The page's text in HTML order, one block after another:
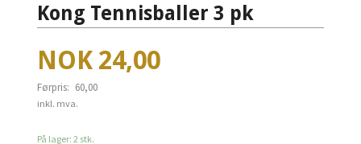
Kong Tennisballer 3 pk
Tilbud
NOK 24,00
Førpris: 60,00
Rabatt
inkl. mva.
På lager: 2 stk.